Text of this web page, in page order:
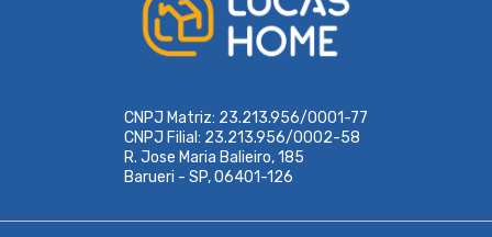
CNPJ Matriz: 23.213.956/0001-77
CNPJ Filial: 23.213.956/0002-58
R. Jose Maria Balieiro, 185
Barueri - SP, 06401-126